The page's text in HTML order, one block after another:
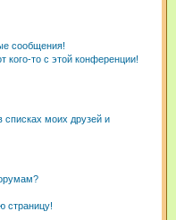
сообщения!
кого-то с этой конференции!
списках моих друзей и
страницу!